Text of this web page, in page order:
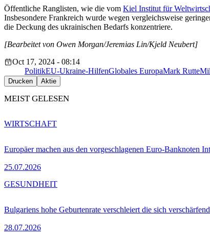
Öffentliche Ranglisten, wie die vom Kiel Institut für
Insbesondere Frankreich wurde wegen vergleichsweise
die Deckung des ukrainischen Bedarfs konzentriere.
[Bearbeitet von Owen Morgan/Jeremias Lin/Kjeld Neubert]
Oct 17, 2024 - 08:14
PolitikEU-Ukraine-HilfenGlobales EuropaMark Rutte
Drucken Aktie
MEIST GELESEN
Europäer machen aus den vorgeschlagenen Euro-Banknoten
25.07.2026
WIRTSCHAFT
Bulgariens hohe Geburtenrate verschleiert die sich
28.07.2026
GESUNDHEIT